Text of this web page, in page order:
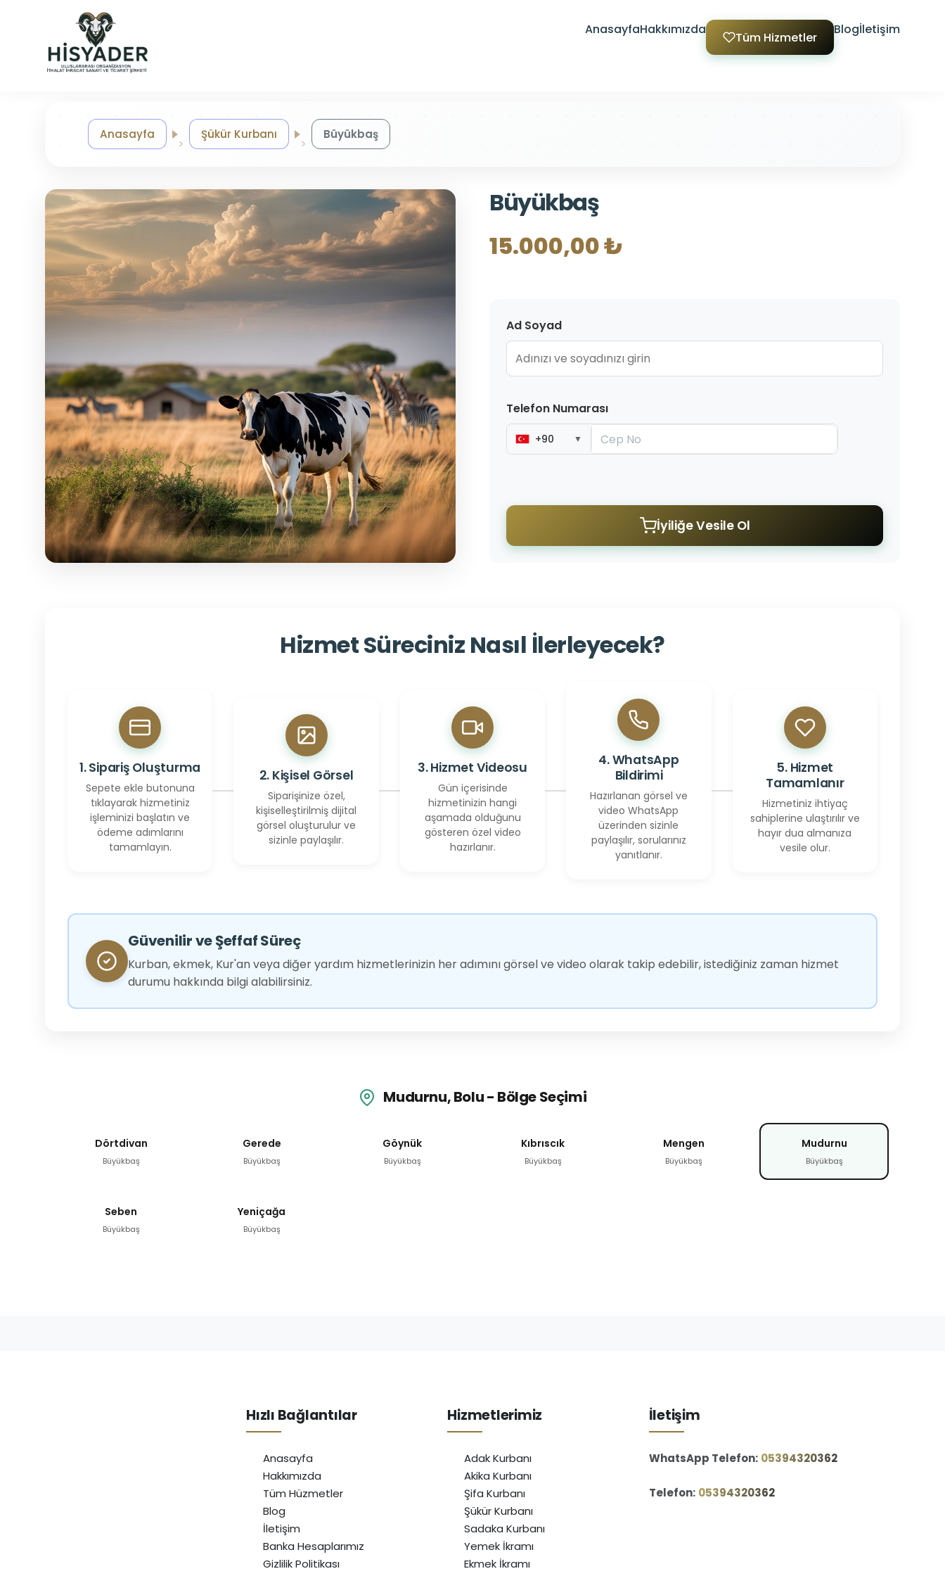
AnasayfaHakkımızda Tüm Hizmetler Blogİletişim
Anasayfa Şükür Kurbanı Büyükbaş
Büyükbaş
15.000,00 ₺
Ad Soyad
Telefon Numarası
+90 ▼
İyiliğe Vesile Ol
Hizmet Süreciniz Nasıl İlerleyecek?
1. Sipariş Oluşturma
Sepete ekle butonuna
tıklayarak hizmetiniz
işleminizi başlatın ve
ödeme adımlarını
tamamlayın.
2. Kişisel Görsel
Siparişinize özel,
kişiselleştirilmiş dijital
görsel oluşturulur ve
sizinle paylaşılır.
3. Hizmet Videosu
Gün içerisinde
hizmetinizin hangi
aşamada olduğunu
gösteren özel video
hazırlanır.
4. WhatsApp
Bildirimi
Hazırlanan görsel ve
video WhatsApp
üzerinden sizinle
paylaşılır, sorularınız
yanıtlanır.
5. Hizmet
Tamamlanır
Hizmetiniz ihtiyaç
sahiplerine ulaştırılır ve
hayır dua almanıza
vesile olur.
Güvenilir ve Şeffaf Süreç
Kurban, ekmek, Kur'an veya diğer yardım hizmetlerinizin her adımını görsel ve video olarak takip edebilir, istediğiniz zaman hizmet
durumu hakkında bilgi alabilirsiniz.
Mudurnu, Bolu - Bölge Seçimi
Dörtdivan
Büyükbaş
Gerede
Büyükbaş
Göynük
Büyükbaş
Kıbrıscık
Büyükbaş
Mengen
Büyükbaş
Mudurnu
Büyükbaş
Seben
Büyükbaş
Yeniçağa
Büyükbaş
Hızlı Bağlantılar
Anasayfa
Hakkımızda
Tüm Hüzmetler
Blog
İletişim
Banka Hesaplarımız
Gizlilik Politikası
Hizmetlerimiz
Adak Kurbanı
Akika Kurbanı
Şifa Kurbanı
Şükür Kurbanı
Sadaka Kurbanı
Yemek İkramı
Ekmek İkramı
İletişim
WhatsApp Telefon: ‪05394320362‬
Telefon: ‪05394320362‬